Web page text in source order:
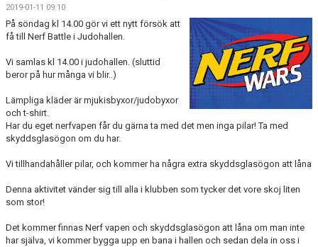
WALL OF FAME
2019-01-11 09:10
På söndag kl 14.00 gör vi ett nytt försök att
få till Nerf Battle i Judohallen.
Vi samlas kl 14.00 i judohallen. (sluttid
beror på hur många vi blir..)
Lämpliga kläder är mjukisbyxor/judobyxor
och t-shirt.
Har du eget nerfvapen får du gärna ta med det men inga pilar! Ta med
skyddsglasögon om du har.
Vi tillhandahåller pilar, och kommer ha några extra skyddsglasögon att låna
Denna aktivitet vänder sig till alla i klubben som tycker det vore skoj liten
som stor!
Det kommer finnas Nerf vapen och skyddsglasögon att låna om man inte
har själva, vi kommer bygga upp en bana i hallen och sedan dela in oss i